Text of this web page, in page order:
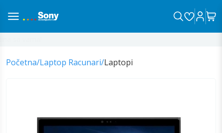
Početna/Laptop Racunari/Laptopi